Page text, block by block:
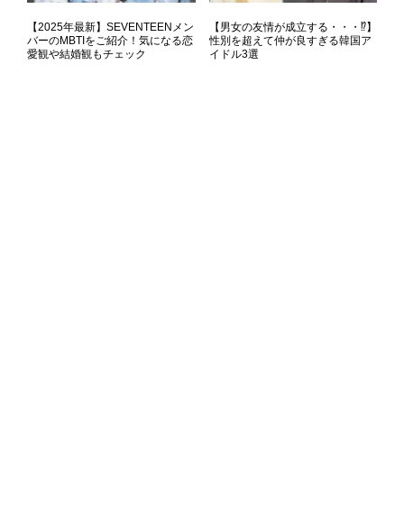
【2025年最新】SEVENTEENメン
バーのMBTIをご紹介！気になる恋
愛観や結婚観もチェック
【男女の友情が成立する・・・⁉】
性別を超えて仲が良すぎる韓国ア
イドル3選